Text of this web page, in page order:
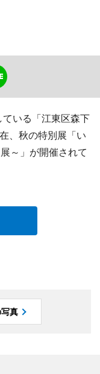
いる「江東区森下
、秋の特別展「い
～」が開催されて
真